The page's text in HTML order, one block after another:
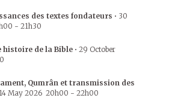
des textes fondateurs • 30
- 21h30
histoire de la Bible • 29 October
Qumrân et transmission des
14 May 2026 20h00 - 22h00